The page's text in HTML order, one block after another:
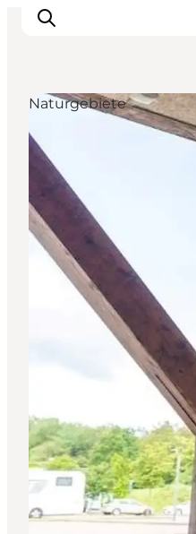
Inspiration
Regionen
Erlebnisse
Unterkünfte
Reiseplanung
Naturgebiete